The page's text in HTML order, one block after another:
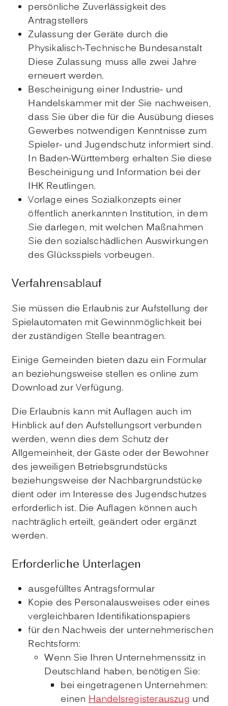
persönliche Zuverlässigkeit des
Antragstellers
Zulassung der Geräte durch die
Physikalisch-Technische Bundesanstalt
Diese Zulassung muss alle zwei Jahre
erneuert werden.
Bescheinigung einer Industrie- und
Handelskammer mit der Sie nachweisen,
dass Sie über die für die Ausübung dieses
Gewerbes notwendigen Kenntnisse zum
Spieler- und Jugendschutz informiert sind.
In Baden-Württemberg erhalten Sie diese
Bescheinigung und Information bei der
IHK Reutlingen.
Vorlage eines Sozialkonzepts einer
öffentlich anerkannten Institution, in dem
Sie darlegen, mit welchen Maßnahmen
Sie den sozialschädlichen Auswirkungen
des Glücksspiels vorbeugen.
Verfahrensablauf
Sie müssen die Erlaubnis zur Aufstellung der
Spielautomaten mit Gewinnmöglichkeit bei
der zuständigen Stelle beantragen.
Einige Gemeinden bieten dazu ein Formular
an beziehungsweise stellen es online zum
Download zur Verfügung.
Die Erlaubnis kann mit Auflagen auch im
Hinblick auf den Aufstellungsort verbunden
werden, wenn dies dem Schutz der
Allgemeinheit, der Gäste oder der Bewohner
des jeweiligen Betriebsgrundstücks
beziehungsweise der Nachbargrundstücke
dient oder im Interesse des Jugendschutzes
erforderlich ist. Die Auflagen können auch
nachträglich erteilt, geändert oder ergänzt
werden.
Erforderliche Unterlagen
ausgefülltes Antragsformular
Kopie des Personalausweises oder eines
vergleichbaren Identifikationspapiers
für den Nachweis der unternehmerischen
Rechtsform:
Wenn Sie Ihren Unternehmenssitz in
Deutschland haben, benötigen Sie:
bei eingetragenen Unternehmen:
einenHandelsregisterauszug und